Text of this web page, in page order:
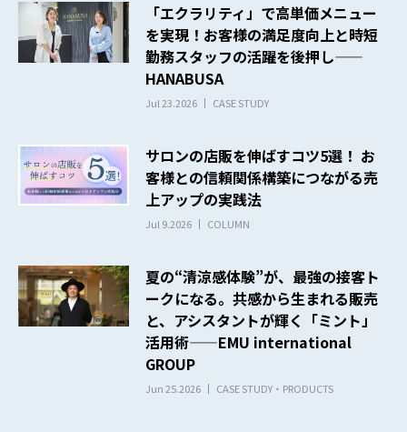
「エクラリティ」で高単価メニュー
を実現！お客様の満足度向上と時短
勤務スタッフの活躍を後押し——
HANABUSA
Jul 23.2026 CASE STUDY
サロンの店販を伸ばすコツ5選！ お
客様との信頼関係構築につながる売
上アップの実践法
Jul 9.2026 COLUMN
夏の“清涼感体験”が、最強の接客ト
ークになる。共感から生まれる販売
と、アシスタントが輝く「ミント」
活用術——EMU international
GROUP
Jun 25.2026 CASE STUDY・PRODUCTS